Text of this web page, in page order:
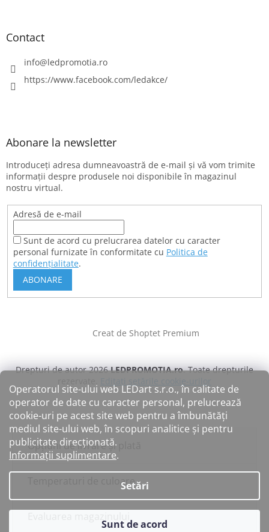
Operatorul site-ului web LEDart s.r.o., în calitate de
operator de date cu caracter personal, prelucrează
cookie-uri pe acest site web pentru a îmbunătăți
mediul site-ului web, în scopuri analitice și pentru
publicitate direcționată.
Informații suplimentare.
Setări
Sunt de acord
Contact
info@ledpromotia.ro
https://www.facebook.com/ledakce/
Abonare la newsletter
Introduceţi adresa dumneavoastră de e-mail şi vă vom trimite
informaţii despre produsele noi disponibile în magazinul
nostru virtual.
Adresă de e-mail
Sunt de acord cu prelucrarea datelor cu caracter
personal furnizate în conformitate cu Politica de
confidențialitate.
ABONARE
Creat de Shoptet Premium
Drepturi de autor 2026LEDPROMOTIA.ro. Toate drepturile
Opțiuni de livrare și plată
Temperaturi de culoare